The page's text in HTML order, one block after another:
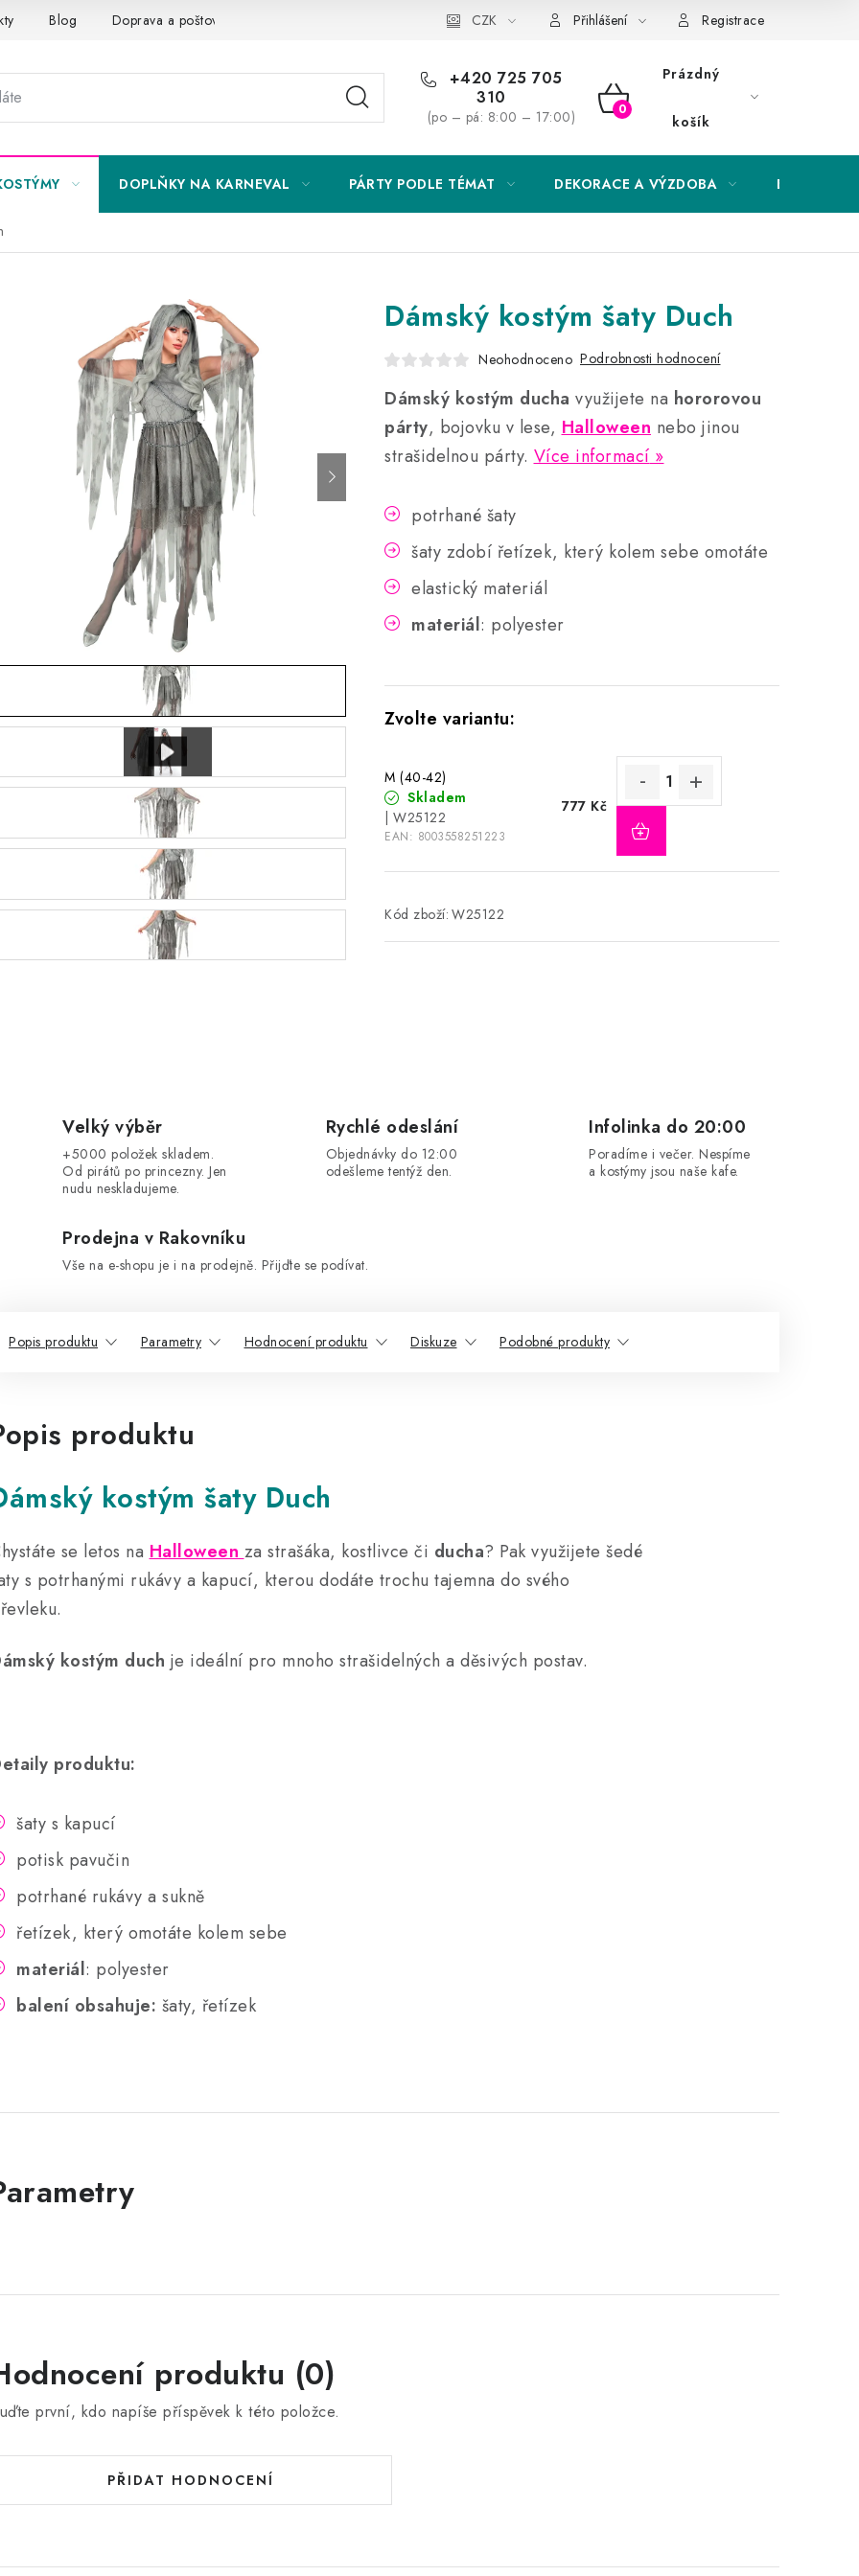
Blog Doprava a poštovné Obchodní podmínky Podmínky ochrany osobních údajů
CZK Přihlášení Registrace
+420 725 705
310
(po – pá: 8:00 – 17:00)
NÁKUPNÍ
Prázdný
košík
DOPLŇKY NA KARNEVAL PÁRTY PODLE TÉMAT DEKORACE A VÝZDOBA
Dámský kostým šaty Duch
Neohodnoceno Podrobnosti hodnocení
Dámský kostým ducha využijete na hororovou
párty, bojovku v lese, Halloween nebo jinou
strašidelnou párty. Více informací
potrhané šaty
šaty zdobí řetízek, který kolem sebe omotáte
elastický materiál
materiál: polyester
M (40-42)
Skladem
| W25122
EAN: 8003558251223
777 Kč
Kód zboží: W25122
Velký výběr
+5000 položek skladem.
Od pirátů po princezny. Jen
nudu neskladujeme.
Rychlé odeslání
Objednávky do 12:00
odešleme tentýž den.
Infolinka do 20:00
Poradíme i večer. Nespíme
a kostýmy jsou naše kafe.
Prodejna v Rakovníku
Vše na e-shopu je i na prodejně. Přijďte se podívat.
Popis produktu Parametry Hodnocení produktu Diskuze Podobné produkty
produktu
kostým šaty Duch
se letos na Halloween za strašáka, kostlivce či ducha? Pak využijete šedé
s potrhanými rukávy a kapucí, kterou dodáte trochu tajemna do svého
kostým duch je ideální pro mnoho strašidelných a děsivých postav.
produktu:
šaty s kapucí
potisk pavučin
potrhané rukávy a sukně
řetízek, který omotáte kolem sebe
materiál: polyester
balení obsahuje: šaty, řetízek
produktu (0)
první, kdo napíše příspěvek k této položce.
PŘIDAT HODNOCENÍ